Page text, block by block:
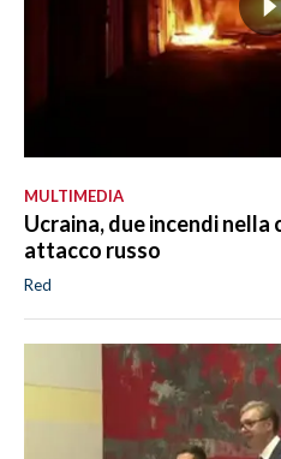
MULTIMEDIA
Ucraina, due incendi
attacco russo
Red